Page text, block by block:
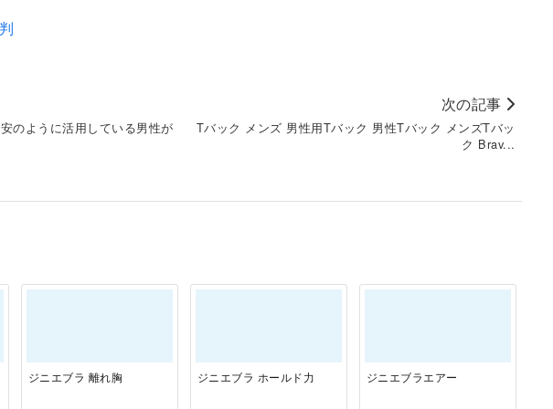
のように活用している男性が
次の記事
Tバック メンズ 男性用Tバック 男性Tバック メンズTバッ
ク Brav...
ジニエブラ 離れ胸 ジニエブラ ホールド力 ジニエブラエアー